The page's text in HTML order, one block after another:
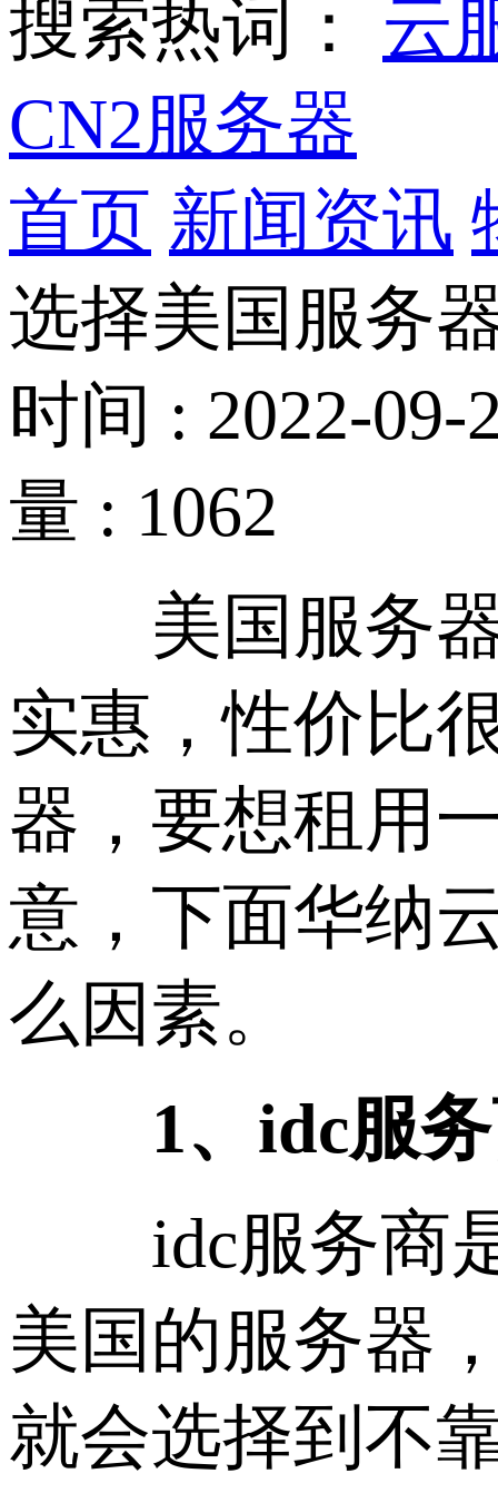
搜索热词： 云
CN2服务器
首页 新闻资讯
选择美国服务
时间 : 2022-09-
量 : 1062
美国服务器
实惠，性价比
器，要想租用
意，下面华纳
么因素。
1、idc服务
idc服务商是
美国的服务器
就会选择到不